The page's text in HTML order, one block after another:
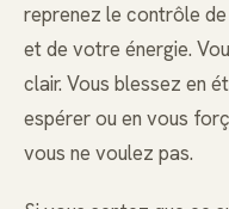
reprenez le contrôle
et de votre énergie.
clair. Vous blessez en
espérer ou en vous
vous ne voulez pas.